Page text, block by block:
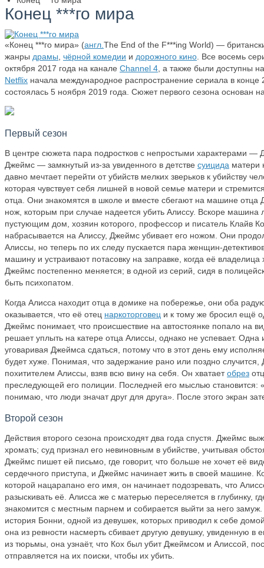
Конец ***го мира
«Конец ***го мира» (англ. The End of the F***ing World) —
жанры драмы чёрной комедии и дорожного кино . Все восемь
октября 2017 года на канале Channel 4 , а также были доступны
Netflix начала международное распространение сериала в конце
состоялась 5 ноября 2019 года. Сюжет первого сезона основан
Первый сезон
В центре сюжета пара подростков с непростыми характерами
Джеймс — замкнутый из-за увиденного в детстве суицида матери
давно мечтает перейти от убийств мелких зверьков к убийству
которая чувствует себя лишней в новой семье матери и
отца. Они знакомятся в школе и вместе сбегают на машине
нож, которым при случае надеется убить Алиссу. Вскоре машина
пустующим дом, хозяин которого, профессор и писатель Клайв
набрасывается на Алиссу, Джеймс убивает его ножом. Они
Алиссы, но теперь по их следу пускается пара женщин-
машину и устраивают потасовку на заправке, когда её
Джеймс постепенно меняется; в одной из серий, сидя в
быть психопатом.
Когда Алисса находит отца в домике на побережье, они оба
оказывается, что её отец наркоторговец и к тому же бросил ещё
Джеймс понимает, что происшествие на автостоянке попало на
решает уплыть на катере отца Алиссы, однако не успевает. Одна
уговаривая Джеймса сдаться, потому что в этот день ему
будет хуже. Понимая, что задержание рано или поздно
похитителем Алиссы, взяв всю вину на себя. Он хватаетобрез
преследующей его полиции. Последней его мыслью
понимаю, что люди значат друг для друга». После этого экран
Второй сезон
Действия второго сезона происходят два года спустя. Джеймс
хромать; суд признал его невиновным в убийстве, учитывая
Джеймс пишет ей письмо, где говорит, что больше не хочет её
сердечного приступа, и Джеймс начинает жить в своей машине.
которой нацарапано его имя, он начинает подозревать, что
разыскивать её. Алисса же с матерью переселяется в глубинку,
знакомится с местным парнем и собирается выйти за него
история Бонни, одной из девушек, которых приводил к себе
она из ревности насмерть сбивает другую девушку, увиденную в
из тюрьмы, она узнаёт, что Кох был убит Джеймсом и Алиссой,
отправляется на их поиски, чтобы их убить.